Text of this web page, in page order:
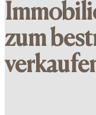
zum